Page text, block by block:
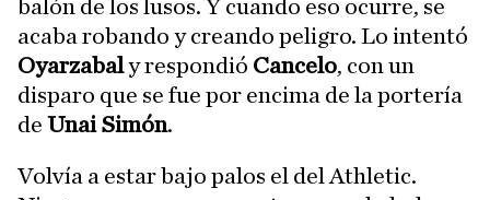
balón de los lusos. Y cuando eso ocurre, se
acaba robando y creando peligro. Lo intentó
Oyarzabaly respondió Cancelo, con un
disparo que se fue por encima de la portería
de Unai Simón.
Volvía a estar bajo palos el del Athletic.